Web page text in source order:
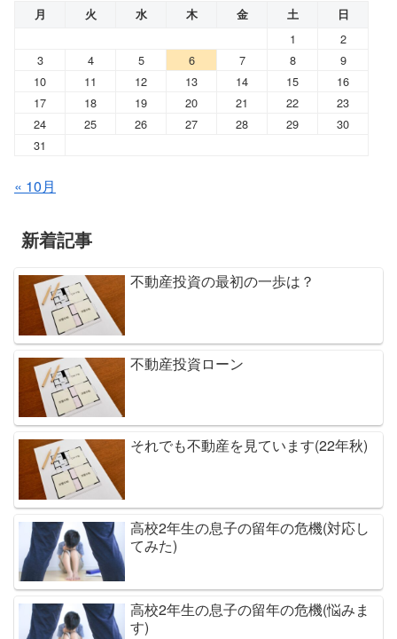
月 火 水 木 金 土 日
1
2
3
4 5 6 7 8
9
10
11 12 13 14 15
16
17
18 19 20 21 22
23
24
25 26 27 28 29
30
31
« 10月
新着記事
不動産投資の最初の一歩は？
不動産投資ローン
それでも不動産を見ています(22年秋)
高校2年生の息子の留年の危機(対応し
てみた)
高校2年生の息子の留年の危機(悩みま
す)